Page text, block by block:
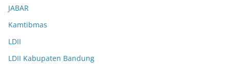
JABAR
Kamtibmas
LDII
LDII Kabupaten Bandung